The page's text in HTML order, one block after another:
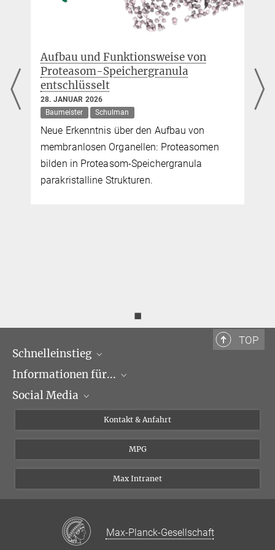
Aufbau und Funktionsweise von
Proteasom-Speichergranula
entschlüsselt
28. JANUAR 2026
Baumeister
Schulman
Neue Erkenntnis über den Aufbau von
membranlosen Organellen: Proteasomen
bilden in Proteasom-Speichergranula
parakristalline Strukturen.
◼
TOP
Schnelleinstieg
Forschungsgruppen
Veranstaltungen
Informationen für...
Journalisten
Doktoranden
Social Media
Linked in
Kontakt & Anfahrt
MPG
Max Intranet
Max-Planck-Gesellschaft